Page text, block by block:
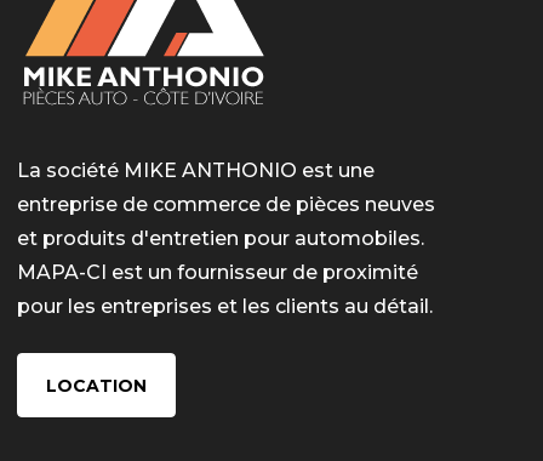
La société MIKE ANTHONIO est une
entreprise de commerce de pièces neuves
et produits d'entretien pour automobiles.
MAPA-CI est un fournisseur de proximité
pour les entreprises et les clients au détail.
LOCATION